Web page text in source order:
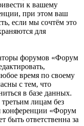
к вашему
при этом ваш
если мы сочтём это
для
форумов «Форум
время по своему
с тем, что
в базе данных.
лицам без
конференции «Форум
быть ответственна за